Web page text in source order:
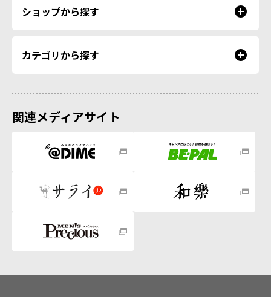
ショップから探す
カテゴリから探す
関連メディアサイト